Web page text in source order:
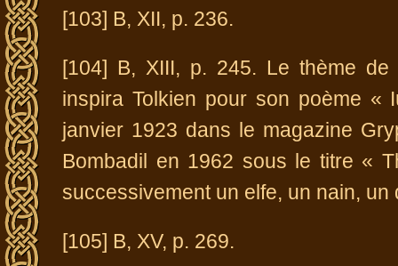
[103] B, XII, p. 236.
[104] B, XIII, p. 245. Le thème de
inspira Tolkien pour son poème «
janvier 1923 dans le magazine
Bombadil en 1962 sous le titre «
successivement un elfe, un nain,
[105] B, XV, p. 269.